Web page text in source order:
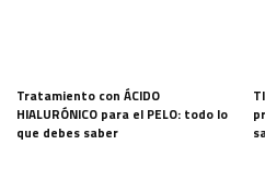
Tratamiento con ÁCIDO
HIALURÓNICO para el PELO: todo lo
que debes saber